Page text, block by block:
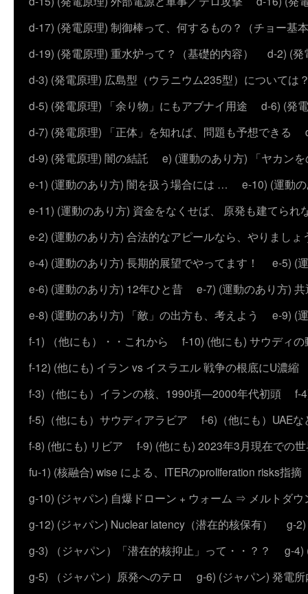
d-17) (発電原理) 制御棒って、何するもの？（チョー基
d-19) (発電原理) 重水炉って？（基礎的内容）
d-2) (発
d-3) (発電原理) 広島型（ウラニウム235型）については
d-5) (発電原理) 「余り物」にもアブナイ用途
d-6) (発
d-7) (発電原理) 「正体」を知れば、問題も予想できる
d-9) (発電原理) 闇の結託
e) (運動のあり方) 「ヤカン
e-1) (運動のあり方) 闇を扱う場合には …
e-10) (運動
e-11) (運動のあり方) 資金をなくせば、 原発も建てられ
e-2) (運動のあり方) 合法的なアピールなら、やりましょ
e-4) (運動のあり方) 長期的展望でやってます！
e-5) (
e-6) (運動のあり方) 12年ひと昔
e-7) (運動のあり方)
e-8) (運動のあり方) 「敵」の出方も、考えよう
e-9) (
f-1) （他にも）・・これから
f-10) (他にも) サウディの
f-12) (他にも) イラン vs イスラエル 戦争の根底にU濃縮
f-3)（他にも）イランの核、1990頃―2000年代初頭
f-
f-5)（他にも）サウディアラビア
f-6)（他にも）UAEな
f-8) (他にも) リビア
f-9) (他にも) 2023年3月現在での
fu-1) (核融合) wise による、ITERのproliferation risks指摘
g-10) (ジャパン) 自爆ドローン + ウォーム ⇒ メルトダウ
g-12) (ジャパン) Nuclear latency（潜在的核保有）
g-
g-3) （ジャパン）「潜在的核抑止」って・・？？
g-4)
g-5) （ジャパン）原発へのテロ
g-6) (ジャパン) 発電